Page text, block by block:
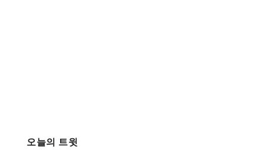
오늘의 트윗